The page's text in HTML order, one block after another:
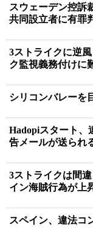
スウェーデン控訴
共同設立者に有罪
3ストライクに逆
ク監視義務付けに
シリコンバレーを
Hadopiスタート、
告メールが送られ
3ストライクは間
イン海賊行為が上
スペイン、違法コ